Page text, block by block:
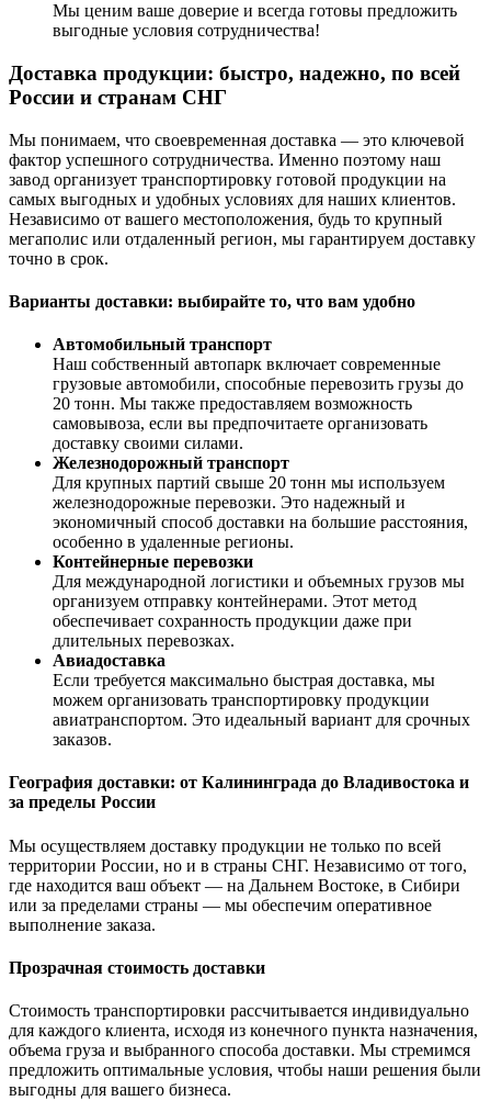
Мы ценим ваше доверие и всегда готовы предложить
выгодные условия сотрудничества!
Доставка продукции: быстро, надежно, по всей
России и странам СНГ
Мы понимаем, что своевременная доставка — это ключевой
фактор успешного сотрудничества. Именно поэтому наш
завод организует транспортировку готовой продукции на
самых выгодных и удобных условиях для наших клиентов.
Независимо от вашего местоположения, будь то крупный
мегаполис или отдаленный регион, мы гарантируем доставку
точно в срок.
Варианты доставки: выбирайте то, что вам удобно
Автомобильный транспорт
Наш собственный автопарк включает современные
грузовые автомобили, способные перевозить грузы до
20 тонн. Мы также предоставляем возможность
самовывоза, если вы предпочитаете организовать
доставку своими силами.
Железнодорожный транспорт
Для крупных партий свыше 20 тонн мы используем
железнодорожные перевозки. Это надежный и
экономичный способ доставки на большие расстояния,
особенно в удаленные регионы.
Контейнерные перевозки
Для международной логистики и объемных грузов мы
организуем отправку контейнерами. Этот метод
обеспечивает сохранность продукции даже при
длительных перевозках.
Авиадоставка
Если требуется максимально быстрая доставка, мы
можем организовать транспортировку продукции
авиатранспортом. Это идеальный вариант для срочных
заказов.
География доставки: от Калининграда до Владивостока и
за пределы России
Мы осуществляем доставку продукции не только по всей
территории России, но и в страны СНГ. Независимо от того,
где находится ваш объект — на Дальнем Востоке, в Сибири
или за пределами страны — мы обеспечим оперативное
выполнение заказа.
Прозрачная стоимость доставки
Стоимость транспортировки рассчитывается индивидуально
для каждого клиента, исходя из конечного пункта назначения,
объема груза и выбранного способа доставки. Мы стремимся
предложить оптимальные условия, чтобы наши решения были
выгодны для вашего бизнеса.